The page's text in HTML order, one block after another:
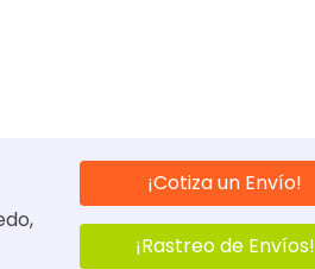
¡Cotiza un Envío!
¡Rastreo de Envíos!